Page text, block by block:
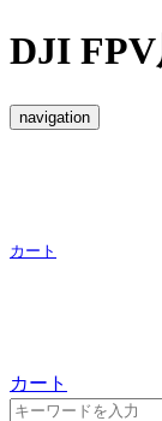
DJI
navigation
カート
カート